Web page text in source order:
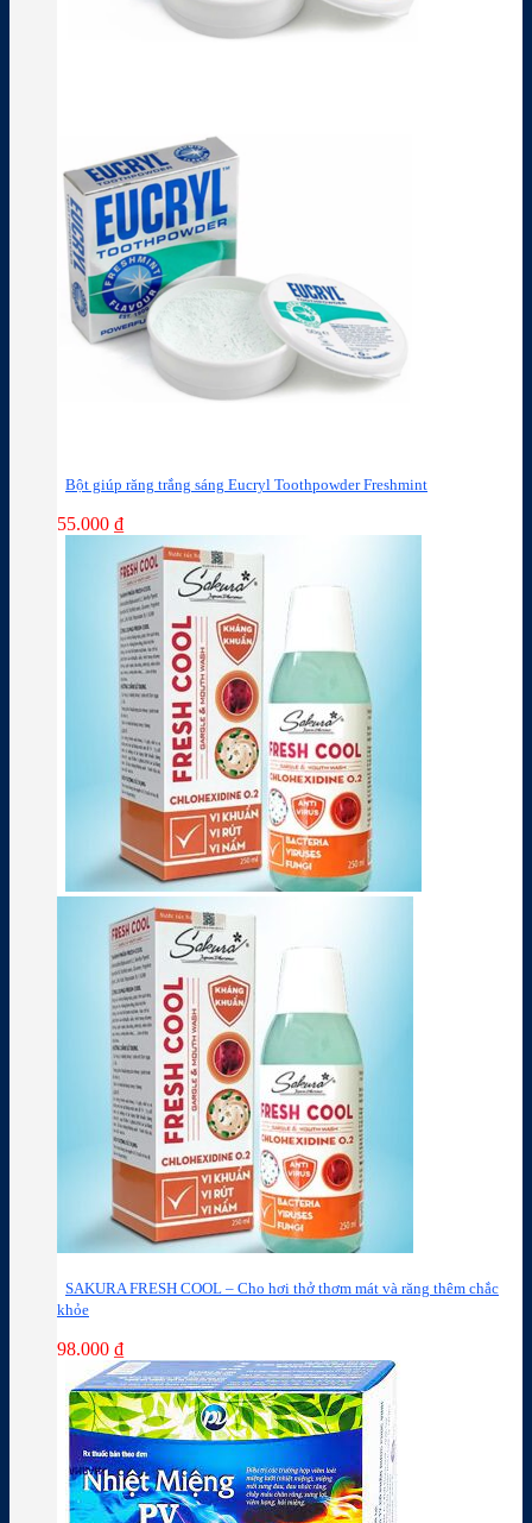
Bột giúp răng trắng sáng Eucryl Toothpowder Freshmint
55.000 ₫
SAKURA FRESH COOL – Cho hơi thở thơm mát và răng thêm chắc
khỏe
98.000 ₫